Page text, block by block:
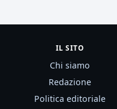
IL SITO
Chi siamo
Redazione
Politica editoriale